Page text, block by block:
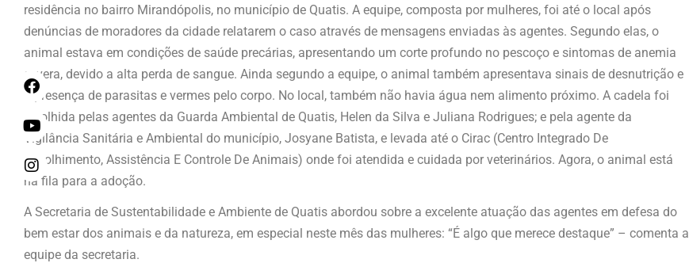
residência no bairro Mirandópolis, no município de Quatis. A equipe, composta por mulheres, foi até o local após
denúncias de moradores da cidade relatarem o caso através de mensagens enviadas às agentes. Segundo elas, o
animal estava em condições de saúde precárias, apresentando um corte profundo no pescoço e sintomas de anemia
severa, devido a alta perda de sangue. Ainda segundo a equipe, o animal também apresentava sinais de desnutrição e
a presença de parasitas e vermes pelo corpo. No local, também não havia água nem alimento próximo. A cadela foi
recolhida pelas agentes da Guarda Ambiental de Quatis, Helen da Silva e Juliana Rodrigues; e pela agente da
Vigilância Sanitária e Ambiental do município, Josyane Batista, e levada até o Cirac (Centro Integrado De
Recolhimento, Assistência E Controle De Animais) onde foi atendida e cuidada por veterinários. Agora, o animal está
na fila para a adoção.
A Secretaria de Sustentabilidade e Ambiente de Quatis abordou sobre a excelente atuação das agentes em defesa do
bem estar dos animais e da natureza, em especial neste mês das mulheres: “É algo que merece destaque” – comenta a
equipe da secretaria.